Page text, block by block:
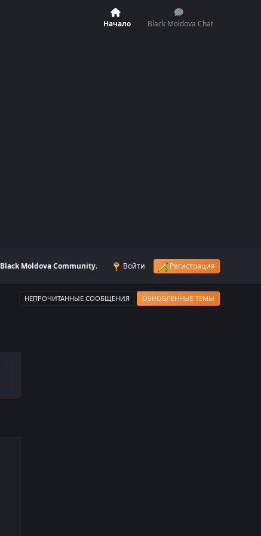
Начало Black Moldova Chat
Black Moldova Community. Войти Регистрация
НЕПРОЧИТАННЫЕ СООБЩЕНИЯ ОБНОВЛЁННЫЕ ТЕМЫ